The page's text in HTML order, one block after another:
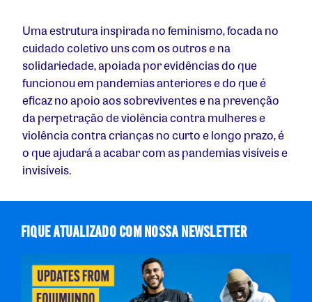
Uma estrutura inspirada no feminismo, focada no
cuidado coletivo uns com os outros e na
solidariedade, apoiada por evidências do que
funcionou em pandemias anteriores e do que é
eficaz no apoio aos sobreviventes e na prevenção
da perpetração de violência contra mulheres e
violência contra crianças no curto e longo prazo, é
o que ajudará a acabar com as pandemias visíveis e
invisíveis.
FIQUE ATUALIZADO COM NOSSA NEWSLETTER